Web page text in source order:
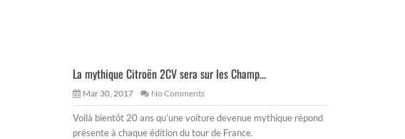
La mythique Citroën 2CV sera sur les Champ...
Mar 30, 2017 No Comments
Voilà bientôt 20 ans qu’une voiture devenue mythique répond
présente à chaque édition du tour de France.